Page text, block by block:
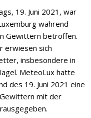
19. Juni 2021, war
während
Gewittern betroffen.
erwiesen sich
insbesondere in
MeteoLux hatte
des 19. Juni 2021 eine
mit der